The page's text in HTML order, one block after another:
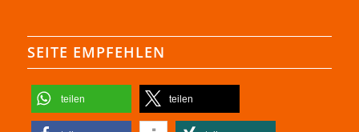
SEITE EMPFEHLEN
teilen teilen